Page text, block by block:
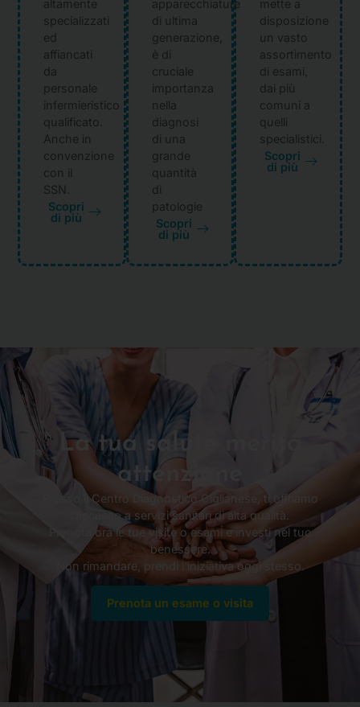
altamente
specializzati
ed
affiancati
da
personale
infermieristico
qualificato.
Anche in
convenzione
con il
SSN.
Scopri
di più
apparecchiature
di ultima
generazione,
è di
cruciale
importanza
nella
diagnosi
di una
grande
quantità
di
patologie
Scopri
di più
mette a
disposizione
un vasto
assortimento
di esami,
dai più
comuni a
quelli
specialistici.
Scopri
di più
La tua salute merita
attenzione
Presso il Centro Diagnostico Ciglianese, ti offriamo
l’accesso a servizi sanitari di alta qualità.
Prenota ora le tue visite o esami e investi nel tuo
benessere.
Non rimandare, prendi l’iniziativa oggi stesso.
Prenota un esame o visita